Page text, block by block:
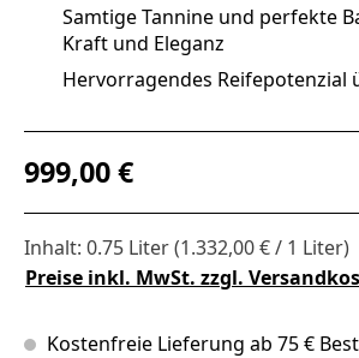
Samtige Tannine und perfekte
Kraft und Eleganz
Hervorragendes Reifepotenzial
Regulärer Preis:
999,00 €
Inhalt: 0.75 Liter(1.332,00 € / 1 Liter)
Preise inkl. MwSt. zzgl.
Kostenfreie Lieferung ab 75 €